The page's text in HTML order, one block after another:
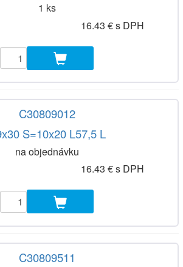
1 ks
16.43 € s DPH
C30809012
S=10x20 L57,5 L
na objednávku
16.43 € s DPH
C30809511